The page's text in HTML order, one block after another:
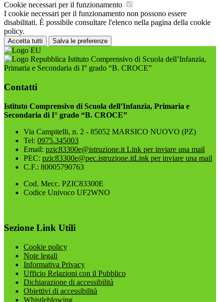
Cookie necessari per il funzionamento
I cookie necessari per il funzionamento non possono essere
disabilitati. È possibile consultare l'elenco nella pagina della cookie
policy.
Accetta tutti Salva le preferenze
Istituto Comprensivo di Scuola dell’Infanzia,
Primaria e Secondaria di I° grado “B. CROCE”
Contatti
Istituto Comprensivo di Scuola dell’Infanzia, Primaria e
Secondaria di I° grado “B. CROCE”
Via Campitelli, n. 2 - 85052 MARSICO NUOVO (PZ)
Tel: 0975.345003
Email: pzic83300e@istruzione.it Link per inviare una mail
PEC: pzic83300e@pec.istruzione.itLink per inviare una mail
C.F.: 80005790763
Cod. Mecc. PZIC83300E
Codice Univoco UF2WNO
Sezione Link Utili
Cookie policy
Note legali
Informativa Privacy
Ufficio Relazioni con il Pubblico
Dichiarazione di accessibilità
Obiettivi di accessibilità
Whistleblowing